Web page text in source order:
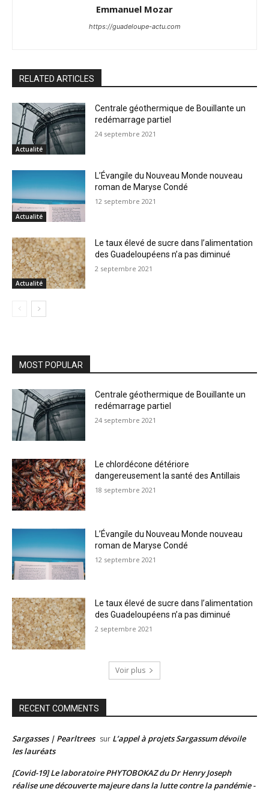
Emmanuel Mozar
https://guadeloupe-actu.com
RELATED ARTICLES
Actualité
Centrale géothermique de Bouillante un
redémarrage partiel
24 septembre 2021
Actualité
L’Évangile du Nouveau Monde nouveau
roman de Maryse Condé
12 septembre 2021
Actualité
Le taux élevé de sucre dans l’alimentation
des Guadeloupéens n’a pas diminué
2 septembre 2021
MOST POPULAR
Centrale géothermique de Bouillante un
redémarrage partiel
24 septembre 2021
Le chlordécone détériore
dangereusement la santé des Antillais
18 septembre 2021
L’Évangile du Nouveau Monde nouveau
roman de Maryse Condé
12 septembre 2021
Le taux élevé de sucre dans l’alimentation
des Guadeloupéens n’a pas diminué
2 septembre 2021
Voir plus
RECENT COMMENTS
Sargasses | Pearltrees sur L’appel à projets Sargassum dévoile
les lauréats
[Covid-19] Le laboratoire PHYTOBOKAZ du Dr Henry Joseph
réalise une découverte majeure dans la lutte contre la pandémie -